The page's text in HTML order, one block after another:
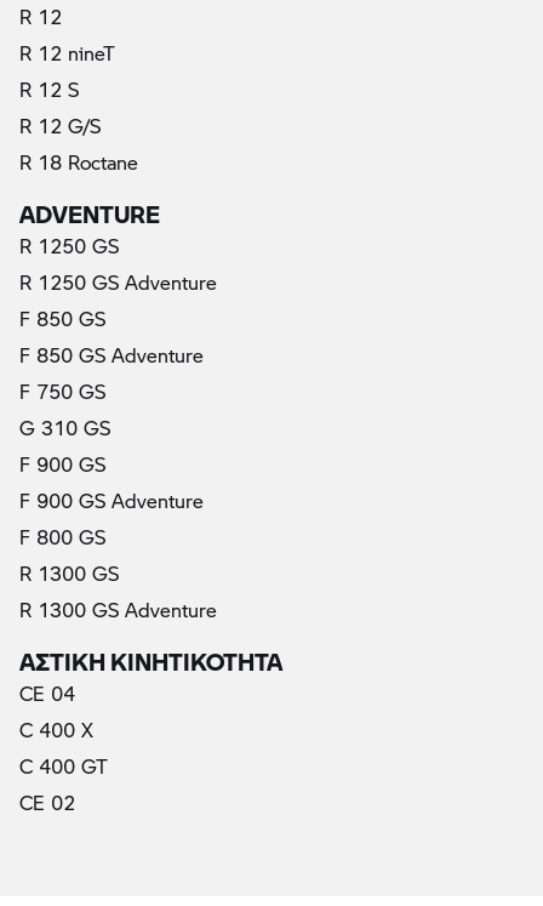
R 12
R 12 nineT
R 12 S(τρέχον)
R 12 G/S
R 18 Roctane
ADVENTURE
R 1250 GS
R 1250 GS Adventure
F 850 GS
F 850 GS Adventure
F 750 GS
G 310 GS
F 900 GS
F 900 GS Adventure
F 800 GS
R 1300 GS
R 1300 GS Adventure
ΑΣΤΙΚΗ ΚΙΝΗΤΙΚΟΤΗΤΑ
CE 04
C 400 X
C 400 GT
CE 02